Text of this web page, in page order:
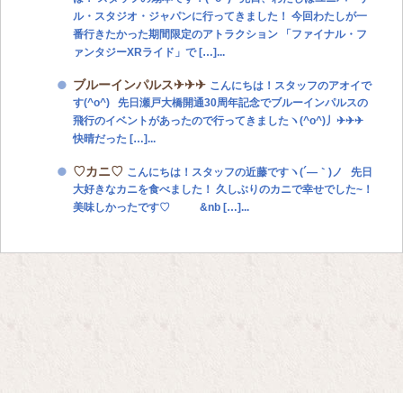
ル・スタジオ・ジャパンに行ってきました！ 今回わたしが一
番行きたかった期間限定のアトラクション 「ファイナル・フ
ァンタジーXRライド」で […]...
ブルーインパルス✈✈✈ こんにちは！スタッフのアオイで
す(^o^) 先日瀬戸大橋開通30周年記念でブルーインパルスの
飛行のイベントがあったので行ってきましたヽ(^o^)丿✈✈✈
快晴だった […]...
♡カニ♡ こんにちは！スタッフの近藤ですヽ(´―｀)ノ 先日
大好きなカニを食べました！ 久しぶりのカニで幸せでした~！
美味しかったです♡ &nb […]...